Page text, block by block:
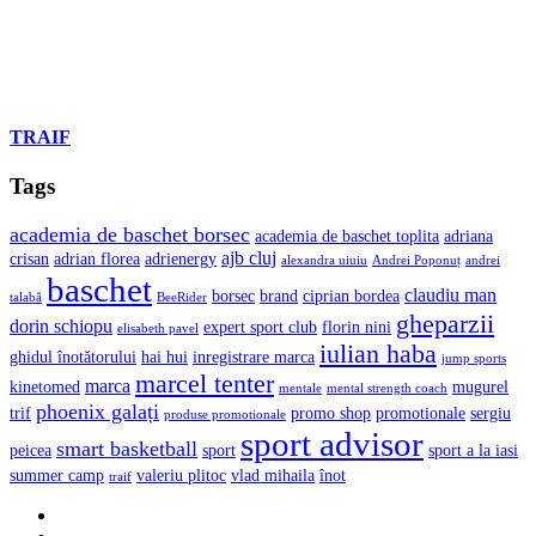
TRAIF
Tags
academia de baschet borsec academia de baschet toplita adriana
crisan adrian florea adrienergy ajb cluj alexandra uiuiu Andrei Poponuț andrei
talabă baschet BeeRider borsec brand ciprian bordea claudiu man
dorin schiopu elisabeth pavel expert sport club florin nini gheparzii
ghidul înotătorului hai hui inregistrare marca iulian haba jump sports
kinetomed marca marcel tenter mentale mental strength coach mugurel
trif phoenix galați produse promotionale promo shop promotionale sergiu
peicea smart basketball sport sport advisor sport a la iasi
summer camp traif valeriu plitoc vlad mihaila înot